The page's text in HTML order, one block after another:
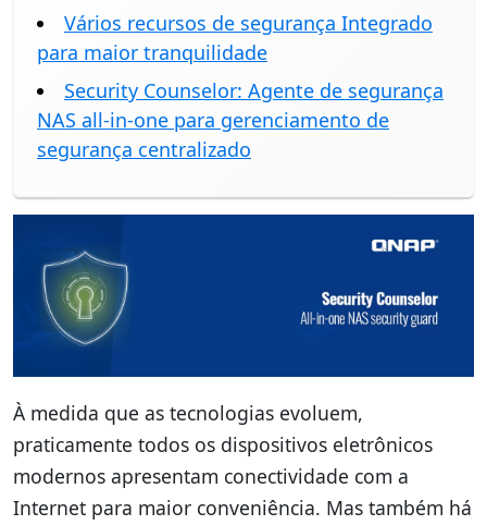
Vários recursos de segurança Integrado
para maior tranquilidade
Security Counselor: Agente de segurança
NAS all-in-one para gerenciamento de
segurança centralizado
À medida que as tecnologias evoluem,
praticamente todos os dispositivos eletrônicos
modernos apresentam conectividade com a
Internet para maior conveniência. Mas também há